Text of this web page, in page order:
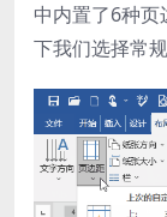
中内置了6种
下我们选择常